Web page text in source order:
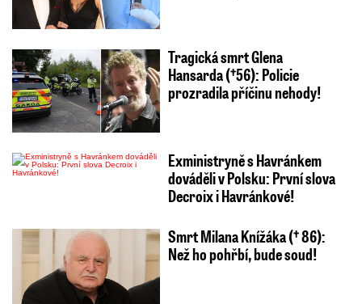
Tragická smrt Glena
Hansarda (†56): Policie
prozradila příčinu nehody!
Exministryně s Havránkem
dováděli v Polsku: První slova
Decroix i Havránkové!
Smrt Milana Knížáka († 86):
Než ho pohřbí, bude soud!